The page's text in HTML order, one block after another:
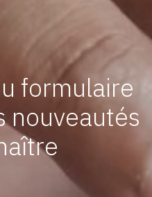
formulaire
nouveautés